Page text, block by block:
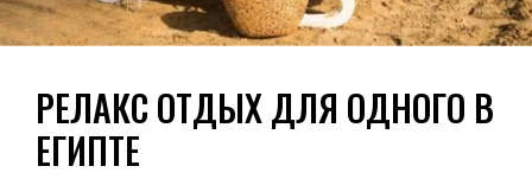
РЕЛАКС ОТДЫХ ДЛЯ ОДНОГО В
ЕГИПТЕ